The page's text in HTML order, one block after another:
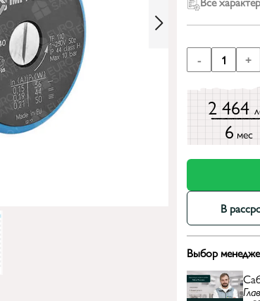
- 1 +
2 464
6 мес
В
Выбор